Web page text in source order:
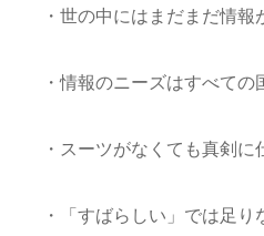
・世の中にはまだまだ情報
・情報のニーズはすべての
・スーツがなくても真剣に
・「すばらしい」では足り